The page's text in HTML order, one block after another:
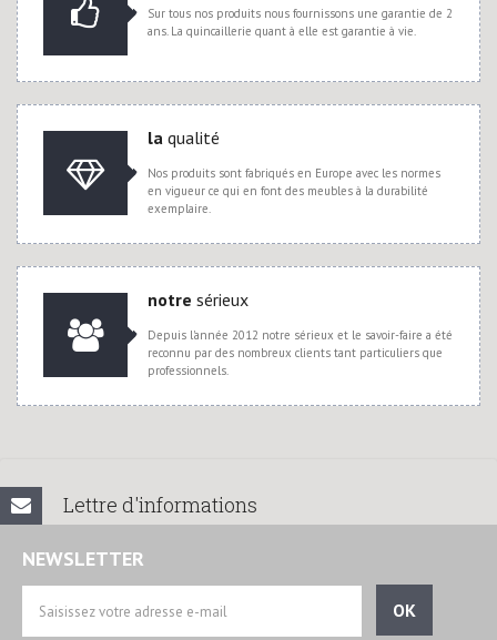
Sur tous nos produits nous fournissons une garantie de 2
ans. La quincaillerie quant à elle est garantie à vie.
la qualité
Nos produits sont fabriqués en Europe avec les normes
en vigueur ce qui en font des meubles à la durabilité
exemplaire.
notre sérieux
Depuis l'année 2012 notre sérieux et le savoir-faire a été
reconnu par des nombreux clients tant particuliers que
professionnels.
Lettre d'informations
NEWSLETTER
OK